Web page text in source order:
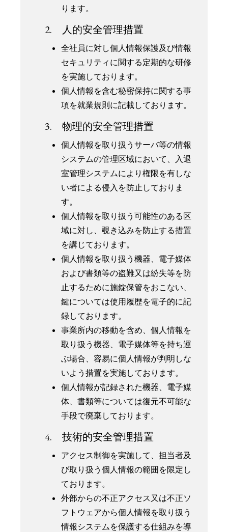
ります。
2. 人的安全管理措置
全社員に対し個人情報保護及び情報
セキュリティに関する定期的な研修
を実施しております。
個人情報を含む秘密保持に関する事
項を就業規則に記載しております。
3. 物理的安全管理措置
個人情報を取り扱うサーバ等の情報
システムの管理区域において、入退
室管理システムにより権限を有しな
い者による侵入を防止しておりま
す。
個人情報を取り扱う可能性のある区
域に対し、覗き込みを防止する措置
を講じております。
個人情報を取り扱う機器、電子媒体
および書類等の盗難又は紛失等を防
止するために施錠保管をおこない、
鍵については使用履歴を電子的に記
録しております。
事業所内の移動を含め、個人情報を
取り扱う機器、電子媒体等を持ち運
ぶ場合、容易に個人情報が判明しな
いよう措置を実施しております。
個人情報が記録された機器、電子媒
体、書類等については復元不可能な
手段で廃棄しております。
4. 技術的安全管理措置
アクセス制御を実施して、担当者及
び取り扱う個人情報の範囲を限定し
ております。
外部からの不正アクセス又は不正ソ
フトウェアから個人情報を取り扱う
情報システムを保護する仕組みを導